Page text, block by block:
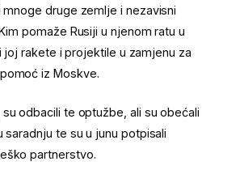
mnoge druge zemlje i nezavisni
pomaže Rusiji u njenom ratu u
joj rakete i projektile u zamjenu za
iz Moskve.
odbacili te optužbe, ali su obećali
te su u junu potpisali
partnerstvo.